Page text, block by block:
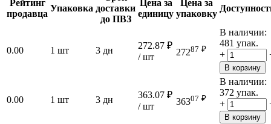
Рейтинг
продавца
Упаковка доставки
до ПВЗ
Цена за
единицу
Цена за
упаковку
0.00 1 шт 3 дн 272.87 ₽
/ шт
27287 ₽
В наличии:
481 упак.
+
В корзину
0.00 1 шт 3 дн 363.07 ₽
/ шт
36307 ₽
В наличии:
372 упак.
+
В корзину